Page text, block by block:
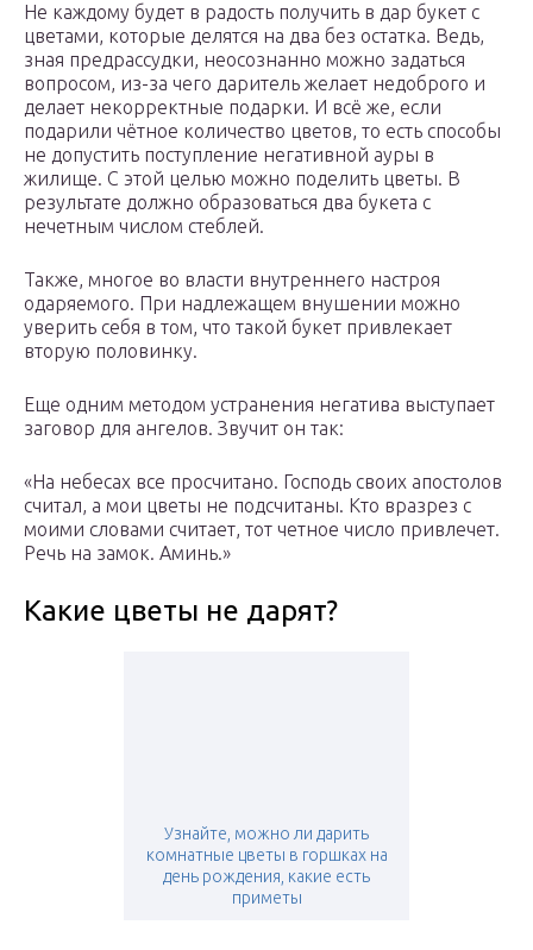
Не каждому будет в радость получить в дар букет с
цветами, которые делятся на два без остатка. Ведь,
зная предрассудки, неосознанно можно задаться
вопросом, из-за чего даритель желает недоброго ​​и
делает некорректные подарки. И всё же, если
подарили чётное количество цветов, то есть способы
не допустить поступление негативной ауры в
жилище. С этой целью можно поделить цветы. В
результате должно образоваться два букета с
нечетным числом стеблей.
Также, многое во власти внутреннего настроя
одаряемого. При надлежащем внушении можно
уверить себя в том, что такой букет привлекает
вторую половинку.
Еще одним методом устранения негатива выступает
заговор для ангелов. Звучит он так:
«На небесах все просчитано. Господь своих апостолов
считал, а мои цветы не подсчитаны. Кто вразрез с
моими словами считает, тот четное число привлечет.
Речь на замок. Аминь.»
Какие цветы не дарят?
Узнайте, можно ли дарить
комнатные цветы в горшках на
день рождения, какие есть
приметы